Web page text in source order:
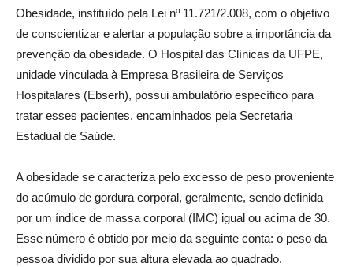
Obesidade, instituído pela Lei nº 11.721/2.008, com o objetivo
de conscientizar e alertar a população sobre a importância da
prevenção da obesidade. O Hospital das Clínicas da UFPE,
unidade vinculada à Empresa Brasileira de Serviços
Hospitalares (Ebserh), possui ambulatório específico para
tratar esses pacientes, encaminhados pela Secretaria
Estadual de Saúde.
A obesidade se caracteriza pelo excesso de peso proveniente
do acúmulo de gordura corporal, geralmente, sendo definida
por um índice de massa corporal (IMC) igual ou acima de 30.
Esse número é obtido por meio da seguinte conta: o peso da
pessoa dividido por sua altura elevada ao quadrado.